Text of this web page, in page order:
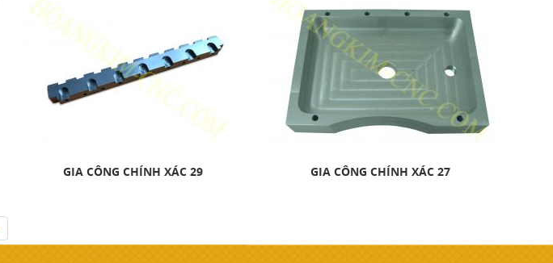
GIA CÔNG CHÍNH XÁC 29 GIA CÔNG CHÍNH XÁC 27